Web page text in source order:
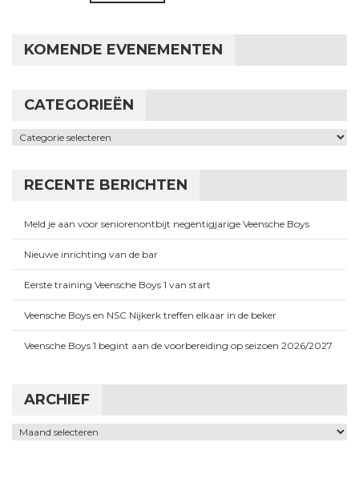
KOMENDE EVENEMENTEN
CATEGORIEËN
Categorieën
RECENTE BERICHTEN
Meld je aan voor seniorenontbijt negentigjarige Veensche Boys
Nieuwe inrichting van de bar
Eerste training Veensche Boys 1 van start
Veensche Boys en NSC Nijkerk treffen elkaar in de beker
Veensche Boys 1 begint aan de voorbereiding op seizoen 2026/2027
ARCHIEF
Archief